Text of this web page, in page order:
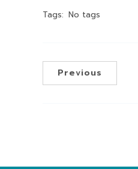
Tags: No tags
Previous